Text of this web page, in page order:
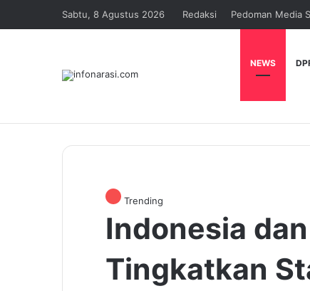
Sabtu, 8 Agustus 2026 Redaksi Pedoman Media
NEWS
Trending
Indonesia
Tingkatkan